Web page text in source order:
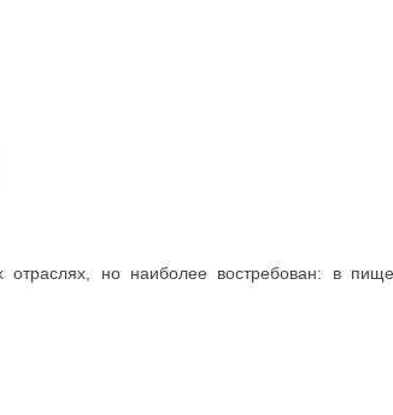
но наиболее востребован: в